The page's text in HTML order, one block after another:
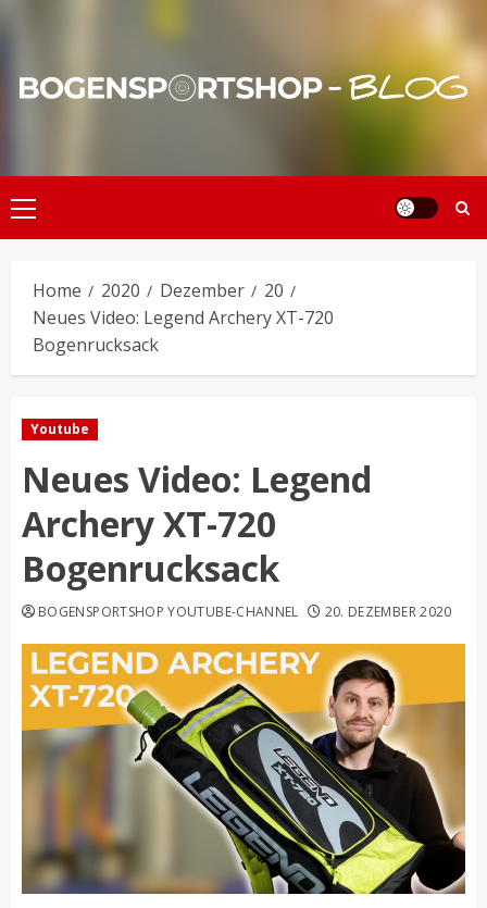
Primary
Menu
Home 2020 Dezember
20
Neues Video: Legend Archery XT-720
Bogenrucksack
Youtube
Neues Video: Legend
Archery XT-720
Bogenrucksack
BOGENSPORTSHOP YOUTUBE-CHANNEL 20. DEZEMBER 2020